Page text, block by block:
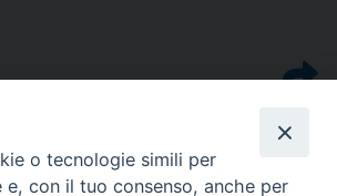
o tecnologie simili per
con il tuo consenso, anche per